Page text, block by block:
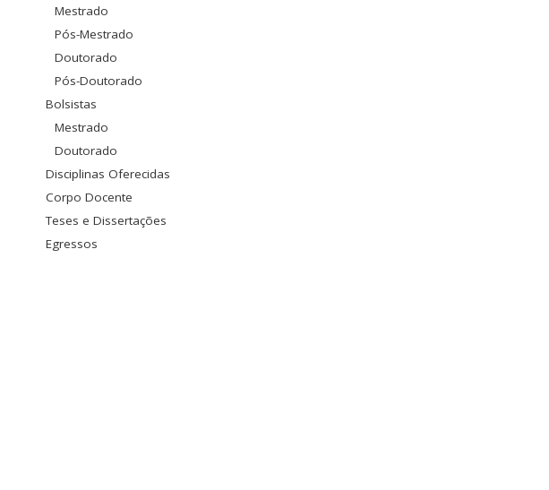
Mestrado
Pós-Mestrado
Doutorado
Pós-Doutorado
Bolsistas
Mestrado
Doutorado
Disciplinas Oferecidas
Corpo Docente
Teses e Dissertações
Egressos